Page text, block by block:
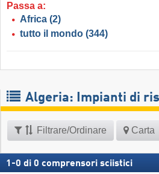
Passa a:
Africa (2)
tutto il mondo (344)
Algeria: Impianti di
Filtrare/Ordinare Carta
1 -0 di 0 comprensori sciistici